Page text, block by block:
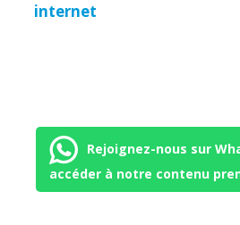
internet
Rejoignez-nous sur
accéder à notre contenu